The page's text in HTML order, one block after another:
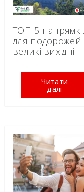
ТОП-5
для подорожей
великі вихідні
Читати
далі